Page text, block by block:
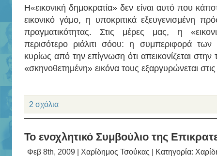
Η«εικονική δημοκρατία» δεν είναι αυτό που
εικονικό γάμο, η υποκριτικά εξευγενισμένη
πραγματικότητας. Στις μέρες μας, η
περισότερο ριάλιτι σόου: η συμπεριφορά των
κυρίως από την επίγνωση ότι απεικονίζεται στην
«σκηνοθετημένη» εικόνα τους εξαργυρώνεται
2 σχόλια
Το ενοχλητικό Συμβούλιο της
Φεβ 8th, 2009 | Χαρίδημος Τσούκας | Κατηγορία: